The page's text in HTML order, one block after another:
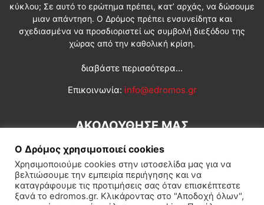
κύκλου; Σε αυτό το ερώτημα πρέπει, κατ’ αρχάς, να δώσουμε
μιαν απάντηση. Ο Δρόμος πρέπει ενσυνείδητα και
σχεδιασμένα να προσδιοριστεί ως συμβολή διεξόδου της
χώρας από την καθολική κρίση.
διαβάστε περισσότερα...
Επικοινωνία: info@edromos.gr
ΑΚΟΛΟΥΘΗΣΕ ΜΑΣ
Ο Δρόμος χρησιμοποιεί cookies
Χρησιμοποιούμε cookies στην ιστοσελίδα μας για να
βελτιώσουμε την εμπειρία περιήγησης και να
καταγράφουμε τις προτιμήσεις σας όταν επισκέπτεστε
ξανά το edromos.gr. Κλικάροντας στο "Αποδοχή όλων",